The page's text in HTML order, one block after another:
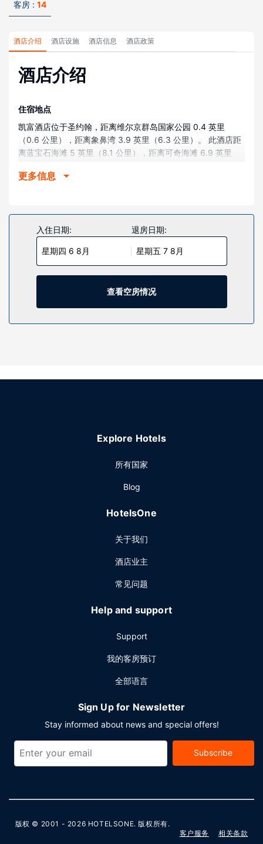
客房 : 14
酒店介绍 酒店设施 酒店信息 酒店政策
酒店介绍
住宿地点
凯富酒店位于圣约翰，距离维尔京群岛国家公园 0.4 英里
（0.6 公里），距离象鼻湾 3.9 英里（6.3 公里）。 此酒店距
离蓝宝石海滩 5 英里（8.1 公里），距离可奇海滩 6.9 英里
客房
中找到家的舒适。您的记忆海绵床垫卧床备有高档床上用品。
提供免费无线网络，方便您与朋友保持联系；卫星频道可满足
您的娱乐需求。配备淋浴设施的私人浴室提供免费洗浴用品和
吹风机。
您可充分利用室外游泳池等度假设施，或者到露台和花园欣赏
更多信息
入住日期:
星期四 6 8月
退房日期:
星期五 7 8月
查看空房情况
Explore Hotels
所有国家
Blog
HotelsOne
关于我们
酒店业主
常见问题
Help and support
Support
我的客房预订
全部语言
Sign Up for Newsletter
Stay informed about news and special offers!
Subscribe
版权 © 2001 - 2026 HOTELSONE. 版权所有.
客户服务
相关条款